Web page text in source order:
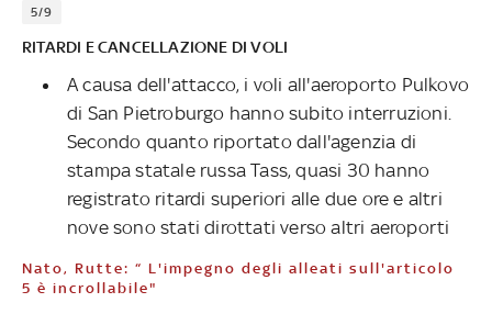
5/9
RITARDI E CANCELLAZIONE DI VOLI
A causa dell'attacco, i voli all'aeroporto Pulkovo
di San Pietroburgo hanno subito interruzioni.
Secondo quanto riportato dall'agenzia di
stampa statale russa Tass, quasi 30 hanno
registrato ritardi superiori alle due ore e altri
nove sono stati dirottati verso altri aeroporti
Nato, Rutte: “ L'impegno degli alleati sull'articolo
5 è incrollabile"